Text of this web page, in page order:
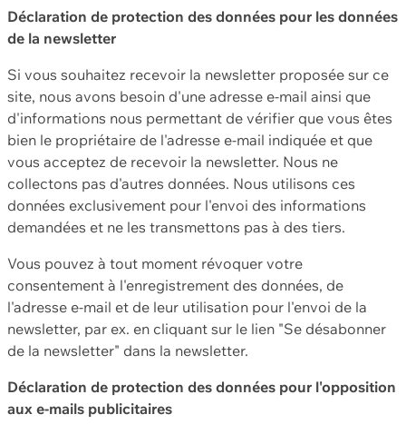
Déclaration de protection des données pour les données
de la newsletter
Si vous souhaitez recevoir la newsletter proposée sur ce
site, nous avons besoin d'une adresse e-mail ainsi que
d'informations nous permettant de vérifier que vous êtes
bien le propriétaire de l'adresse e-mail indiquée et que
vous acceptez de recevoir la newsletter. Nous ne
collectons pas d'autres données. Nous utilisons ces
données exclusivement pour l'envoi des informations
demandées et ne les transmettons pas à des tiers.
Vous pouvez à tout moment révoquer votre
consentement à l'enregistrement des données, de
l'adresse e-mail et de leur utilisation pour l'envoi de la
newsletter, par ex. en cliquant sur le lien "Se désabonner
de la newsletter" dans la newsletter.
Déclaration de protection des données pour l'opposition
aux e-mails publicitaires